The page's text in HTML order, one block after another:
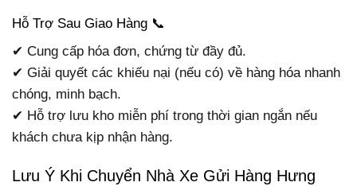
Hỗ Trợ Sau Giao Hàng 📞
✔ Cung cấp hóa đơn, chứng từ đầy đủ.
✔ Giải quyết các khiếu nại (nếu có) về hàng hóa nhanh
chóng, minh bạch.
✔ Hỗ trợ lưu kho miễn phí trong thời gian ngắn nếu
khách chưa kịp nhận hàng.
Lưu Ý Khi Chuyển Nhà Xe Gửi Hàng Hưng